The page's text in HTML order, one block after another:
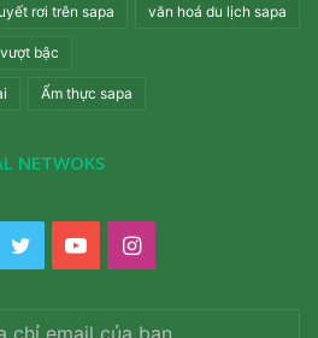
rơi trên sapa văn hoá du lịch sapa
bậc
Ẩm thực sapa
NETWOKS
TwitterYouTubeInstagram